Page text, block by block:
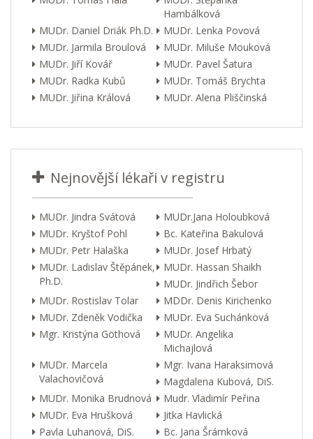
Hambálková
MUDr. Daniel Driák Ph.D.
MUDr. Lenka Povová
MUDr. Jarmila Broulová
MUDr. Miluše Mouková
MUDr. Jiří Kovář
MUDr. Pavel Šatura
MUDr. Radka Kubů
MUDr. Tomáš Brychta
MUDr. Jiřina Králová
MUDr. Alena Pliščinská
Nejnovější lékaři v registru
MUDr. Jindra Svátová
MUDr.Jana Holoubková
MUDr. Kryštof Pohl
Bc. Kateřina Bakulová
MUDr. Petr Halaška
MUDr. Josef Hrbatý
MUDr. Ladislav Štěpánek,
Ph.D.
MUDr. Hassan Shaikh
MUDr. Jindřich Šebor
MUDr. Rostislav Tolar
MDDr. Denis Kirichenko
MUDr. Zdeněk Vodička
MUDr. Eva Suchánková
Mgr. Kristýna Göthová
MUDr. Angelika
Michajlová
MUDr. Marcela
Valachovičová
Mgr. Ivana Haraksimová
Magdalena Kubová, DiS.
MUDr. Monika Brudnová
Mudr. Vladimír Peřina
MUDr. Eva Hrušková
Jitka Havlická
Pavla Luhanová, DiS.
Bc. Jana Šrámková